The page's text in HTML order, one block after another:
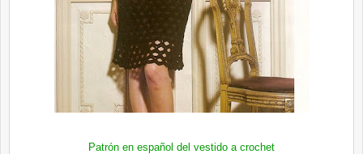
Patrón en español del vestido a crochet